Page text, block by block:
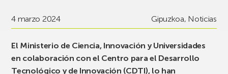
4 marzo 2024 Gipuzkoa, Noticias
El Ministerio de Ciencia, Innovación y Universidades
en colaboración con el Centro para el Desarrollo
Tecnológico y de Innovación (CDTI), lo han